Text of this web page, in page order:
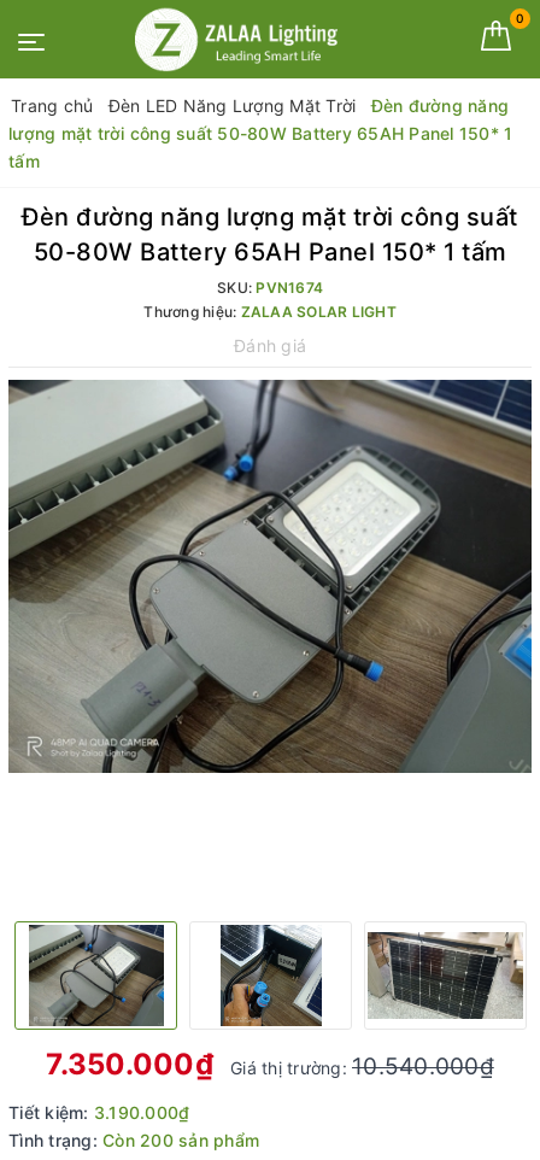
0
Trang chủ Đèn LED Năng Lượng Mặt Trời
Đèn đường năng
lượng mặt trời công suất 50-80W Battery 65AH Panel 150* 1
tấm
Đèn đường năng lượng mặt trời công suất
50-80W Battery 65AH Panel 150* 1 tấm
SKU:PVN1674
Thương hiệu: ZALAA SOLAR LIGHT
Đánh giá
7.350.000₫ Giá thị trường: 10.540.000₫
Tiết kiệm: 3.190.000₫
Tình trạng: Còn 200 sản phẩm